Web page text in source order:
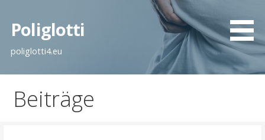
Inhalt
springen
Poliglotti
poliglotti4.eu
Beiträge